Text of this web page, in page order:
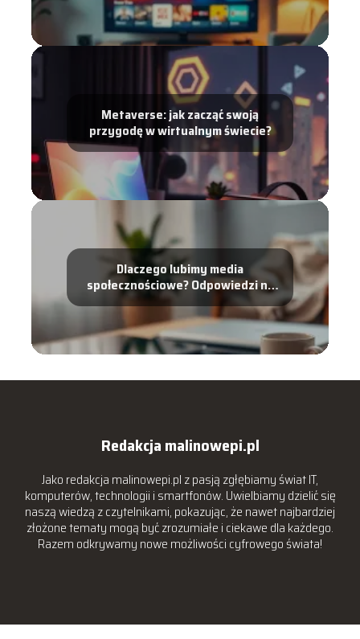
Metaverse: jak zacząć swoją
przygodę w wirtualnym świecie?
Dlaczego lubimy media
społecznościowe? Odpowiedzi na
najważniejsze pytania
Redakcja malinowepi.pl
Jako redakcja malinowepi.pl z pasją zgłębiamy świat IT,
komputerów, technologii i smartfonów. Uwielbiamy dzielić się
naszą wiedzą z czytelnikami, pokazując, że nawet najbardziej
złożone tematy mogą być zrozumiałe i ciekawe dla każdego.
Razem odkrywamy nowe możliwości cyfrowego świata!